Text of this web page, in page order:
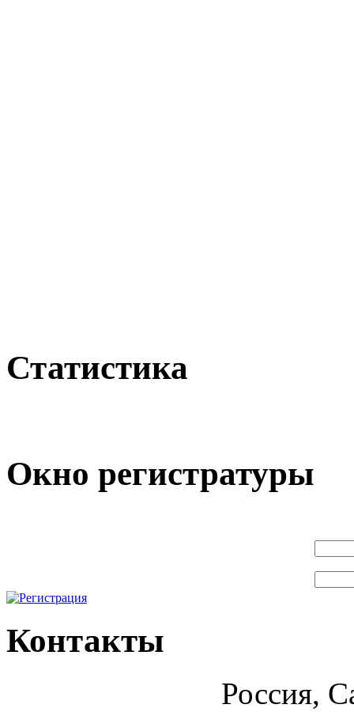
Статистика
Окно регистратуры
Контакты
Россия,